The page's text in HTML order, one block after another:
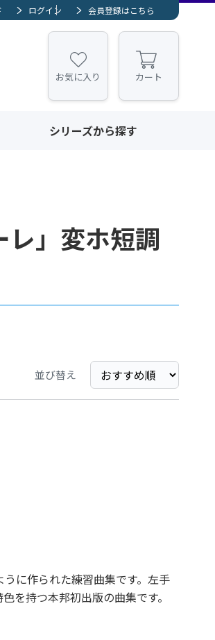
ログイン 会員登録はこちら
お気に入り カート
シリーズから探す
」変ホ短調
並び替え
に作られた練習曲集です。左手
を持つ本邦初出版の曲集です。